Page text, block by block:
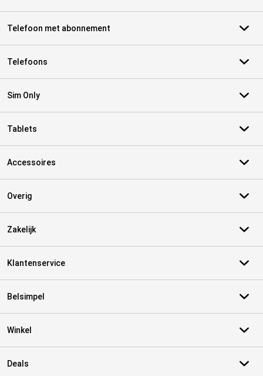
Telefoon met abonnement
Telefoons
Sim Only
Tablets
Accessoires
Overig
Zakelijk
Klantenservice
Belsimpel
Winkel
Deals